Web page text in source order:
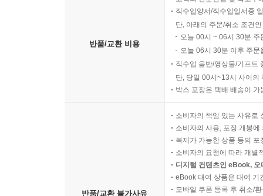
반품/교환 비용
직수입양서/직수입일서중
단, 아래의 주문/취소 조건
오늘 00시 ~ 06시 30분
오늘 06시 30분 이후 주
직수입 음반/영상물/기프트
단, 당일 00시~13시 사이의
박스 포장은 택배 배송이
반품/교환 불가사유
소비자의 책임 있는 사유로
소비자의 사용, 포장 개봉
복제가 가능한 상품 등의
소비자의 요청에 따라 개별
디지털 컨텐츠인 eBook,
eBook 대여 상품은 대여 기
모바일 쿠폰 등록 후 취소/